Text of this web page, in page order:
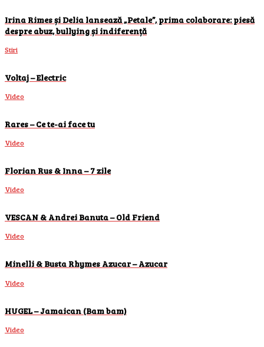
Irina Rimes și Delia lansează „Petale”, prima colaborare: piesă
despre abuz, bullying și indiferență
Stiri
Voltaj – Electric
Video
Rares – Ce te-ai face tu
Video
Florian Rus & Inna – 7 zile
Video
VESCAN & Andrei Banuta – Old Friend
Video
Minelli & Busta Rhymes Azucar – Azucar
Video
HUGEL – Jamaican (Bam bam)
Video